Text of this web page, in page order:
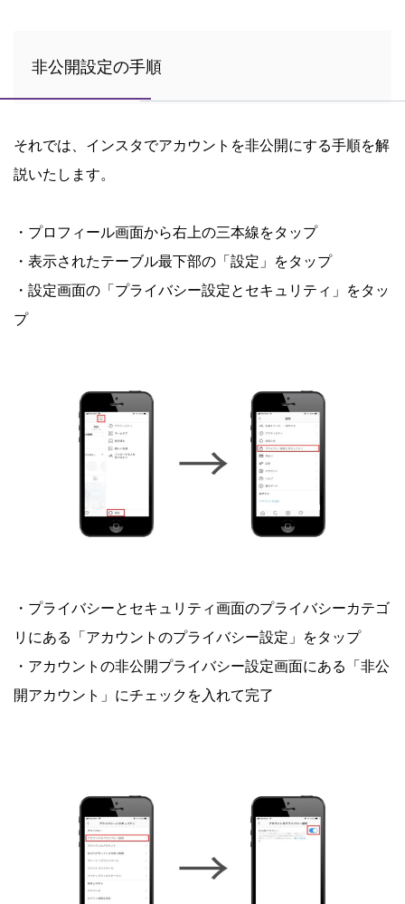
非公開設定の手順
それでは、インスタでアカウントを非公開にする手順を解
説いたします。
・プロフィール画面から右上の三本線をタップ
・表示されたテーブル最下部の「設定」をタップ
・設定画面の「プライバシー設定とセキュリティ」をタッ
プ
・プライバシーとセキュリティ画面のプライバシーカテゴ
リにある「アカウントのプライバシー設定」をタップ
・アカウントの非公開プライバシー設定画面にある「非公
開アカウント」にチェックを入れて完了